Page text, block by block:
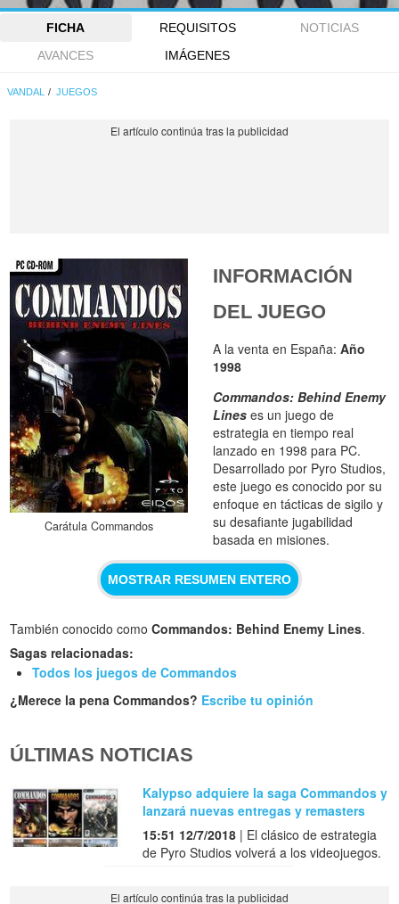
FICHA REQUISITOS
NOTICIAS
AVANCES
IMÁGENES
VANDAL JUEGOS
Carátula Commandos
INFORMACIÓN
DEL JUEGO
A la venta en España:Año
1998
Commandos: Behind Enemy
Lines es un juego de
estrategia en tiempo real
lanzado en 1998 para PC.
Desarrollado por Pyro Studios,
este juego es conocido por su
enfoque en tácticas de sigilo y
su desafiante jugabilidad
basada en misiones.
MOSTRAR RESUMEN ENTERO
También conocido comoCommandos: Behind Enemy Lines.
Sagas relacionadas:
Todos los juegos de Commandos
¿Merece la pena Commandos? Escribe tu opinión
ÚLTIMAS NOTICIAS
Kalypso adquiere la saga Commandos y
lanzará nuevas entregas y remasters
15:51 12/7/2018 | El clásico de estrategia
de Pyro Studios volverá a los videojuegos.